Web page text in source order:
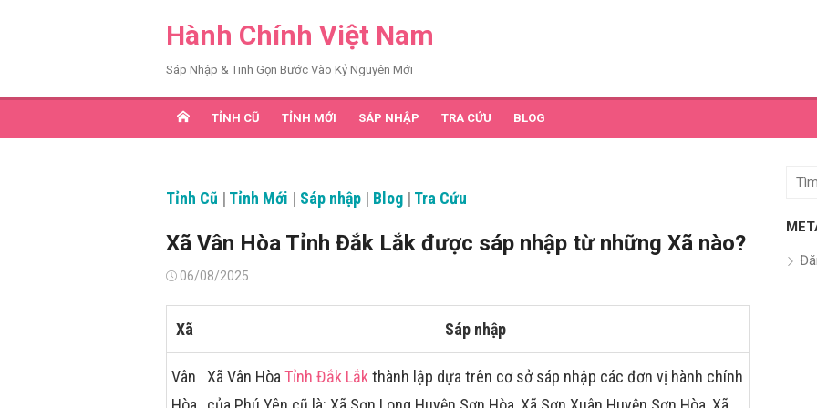
Hành Chính Việt Nam
Sáp Nhập & Tinh Gọn Bước Vào Kỷ Nguyên Mới
TỈNH CŨ TỈNH MỚI SÁP NHẬP TRA CỨU BLOG
Tỉnh Cũ | Tỉnh Mới | Sáp nhập | Blog | Tra Cứu
Xã Vân Hòa Tỉnh Đắk Lắk được sáp nhập từ những Xã nào?
Đăng06/08/2025
Xã Sáp nhập
Vân
Xã Vân Hòa Tỉnh Đắk Lắk thành lập dựa trên cơ sở sáp nhập các đơn vị hành chính
Tìm
quả